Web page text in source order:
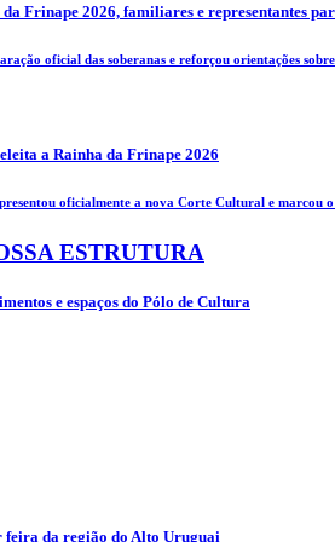
Frinape 2026, familiares e representantes
oficial das soberanas e reforçou orientações
a Rainha da Frinape 2026
oficialmente a nova Corte Cultural e marcou
ESTRUTURA
e espaços do Pólo de Cultura
feira da região do Alto Uruguai